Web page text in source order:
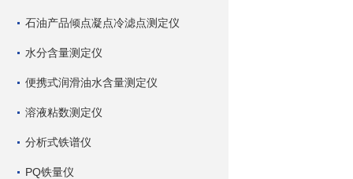
石油产品倾点凝点冷滤点测定仪
水分含量测定仪
便携式润滑油水含量测定仪
溶液粘数测定仪
分析式铁谱仪
PQ铁量仪